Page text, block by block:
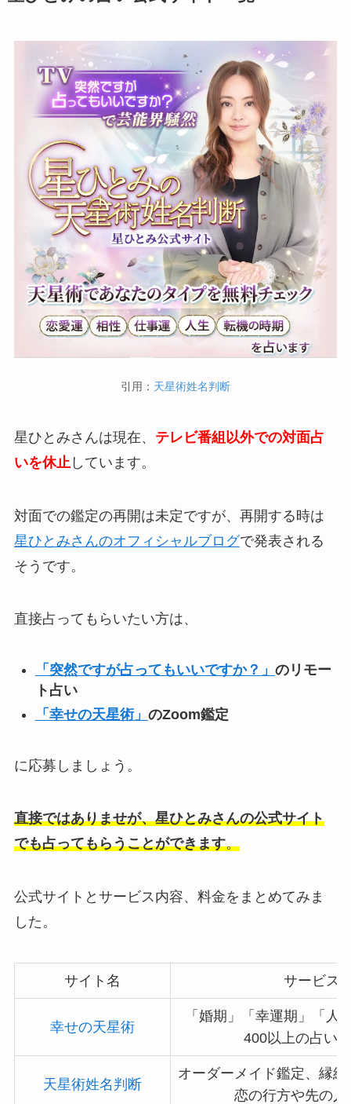
引用： 天星術姓名判断
星ひとみさんは現在、 テレビ番組以外での対面占
いを休止 しています。
対面での鑑定の再開は未定ですが、再開する時は
星ひとみさんのオフィシャルブログで発表される
そうです。
直接占ってもらいたい方は、
「突然ですが占ってもいいですか？」 のリモー
ト占い
「幸せの天星術」 のZoom鑑定
に応募しましょう。
直接ではありませが、星ひとみさんの公式サイト
でも占ってもらうことができます。
公式サイトとサービス内容、料金をまとめてみま
した。
サイト名 サービス
幸せの天星術
「婚期」「幸運期」「人
400以上の占い
天星術姓名判断
オーダーメイド鑑定、縁
恋の行方や先の